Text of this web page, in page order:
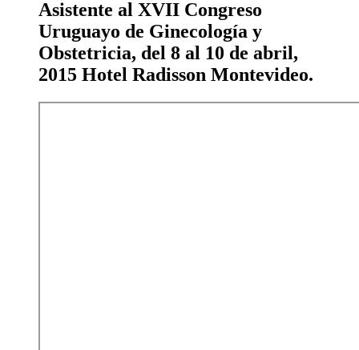
Asistente al XVII Congreso
Uruguayo de Ginecología y
Obstetricia, del 8 al 10 de abril,
2015 Hotel Radisson Montevideo.